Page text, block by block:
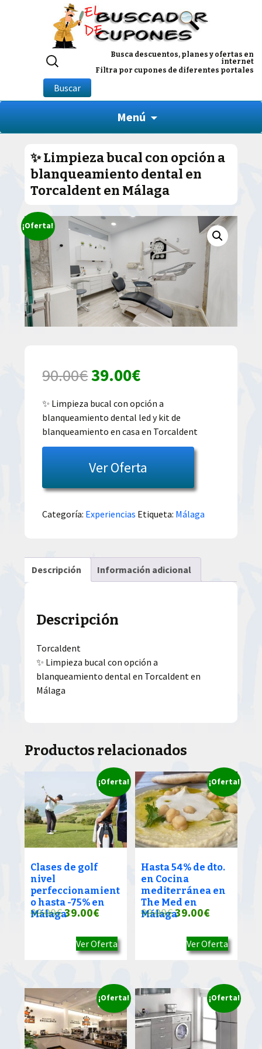
Busca descuentos, planes y ofertas en
internet
Filtra por cupones de diferentes portales
Buscar
por:
Buscar
Menú
✨ Limpieza bucal con opción a
blanqueamiento dental en
Torcaldent en Málaga
¡Oferta!
90.00€El
precio
original
era:
90.00€.
39.00€El
precio
actual
es:
39.00€.
✨ Limpieza bucal con opción a
blanqueamiento dental led y kit de
blanqueamiento en casa en Torcaldent
Ver Oferta
Categoría: Experiencias Etiqueta: Málaga
Descripción Información adicional
Descripción
Torcaldent
✨ Limpieza bucal con opción a
blanqueamiento dental en Torcaldent en
Málaga
Productos relacionados
¡Oferta!
Clases de golf
nivel
perfeccionamient
o hasta -75% en
Málaga
90.00€El
original
era:
39.00€El
actual
es:
39.00€.
Ver Oferta
¡Oferta!
Hasta 54% de dto.
en Cocina
mediterránea en
The Med en
Málaga
90.00€El
original
era:
39.00€El
actual
39.00€.
Ver Oferta
¡Oferta! ¡Oferta!